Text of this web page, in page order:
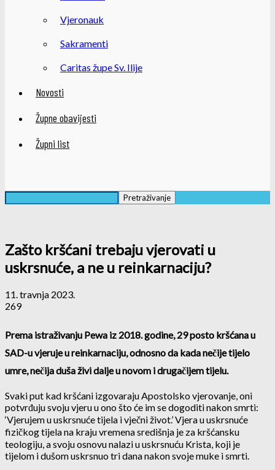
Vjeronauk
Sakramenti
Caritas župe Sv. Ilije
Novosti
Župne obavijesti
Župni list
Zašto kršćani trebaju vjerovati u
uskrsnuće, a ne u reinkarnaciju?
11. travnja 2023.
269
Prema istraživanju Pewa iz 2018. godine, 29 posto kršćana u
SAD-u vjeruje u reinkarnaciju, odnosno da kada nečije tijelo
umre, nečija duša živi dalje u novom i drugačijem tijelu.
Svaki put kad kršćani izgovaraju Apostolsko vjerovanje, oni
potvrđuju svoju vjeru u ono što će im se dogoditi nakon smrti:
‘Vjerujem u uskrsnuće tijela i vječni život.’ Vjera u uskrsnuće
fizičkog tijela na kraju vremena središnja je za kršćansku
teologiju, a svoju osnovu nalazi u uskrsnuću Krista, koji je
tijelom i dušom uskrsnuo tri dana nakon svoje muke i smrti.